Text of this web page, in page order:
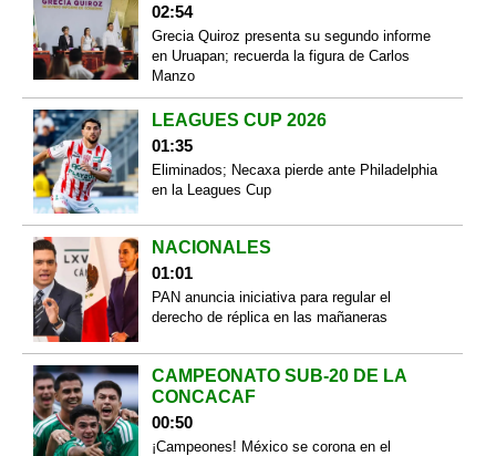
02:54
Grecia Quiroz presenta su segundo informe
en Uruapan; recuerda la figura de Carlos
Manzo
LEAGUES CUP 2026
01:35
Eliminados; Necaxa pierde ante Philadelphia
en la Leagues Cup
NACIONALES
01:01
PAN anuncia iniciativa para regular el
derecho de réplica en las mañaneras
CAMPEONATO SUB-20 DE LA
CONCACAF
00:50
¡Campeones! México se corona en el